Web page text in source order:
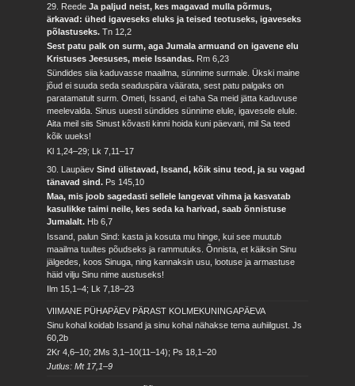
29. ReedeJa paljud neist, kes magavad mulla põrmus,
ärkavad: ühed igaveseks eluks ja teised teotuseks, igaveseks
põlastuseks.Tn 12,2
Sest patu palk on surm, aga Jumala armuand on igavene elu
Kristuses Jeesuses, meie Issandas. Rm 6,23
Sündides siia kaduvasse maailma, sünnime surmale. Ükski maine
jõud ei suuda seda seaduspära väärata, sest patu palgaks on
paratamatult surm. Ometi, Issand, ei taha Sa meid jätta kaduvuse
meelevalda. Sinus uuesti sündides sünnime elule, igavesele elule.
Aita meil siis Sinust kõvasti kinni hoida kuni päevani, mil Sa teed
kõik uueks!
Kl 1,24–29; Lk 7,11–17
30. LaupäevSind ülistavad, Issand, kõik sinu teod, ja su vagad
tänavad sind. Ps 145,10
Maa, mis joob sagedasti sellele langevat vihma ja kasvatab
kasulikke taimi neile, kes seda ka harivad, saab õnnistuse
Jumalalt. Hb 6,7
Issand, palun Sind: kasta ja kosuta mu hinge, kui see muutub
maailma tuultes põudseks ja rammutuks. Õnnista, et käiksin Sinu
jälgedes, koos Sinuga, ning kannaksin usu, lootuse ja armastuse
häid vilju Sinu nime austuseks!
Ilm 15,1–4; Lk 7,18–23
VIIMANE PÜHAPÄEV PÄRAST KOLMEKUNINGAPÄEVA
Sinu kohal koidab Issand ja sinu kohal nähakse tema auhiilgust.Js
60,2b
2Kr 4,6–10; 2Ms 3,1–10(11–14); Ps 18,1–20
Jutlus: Mt 17,1–9